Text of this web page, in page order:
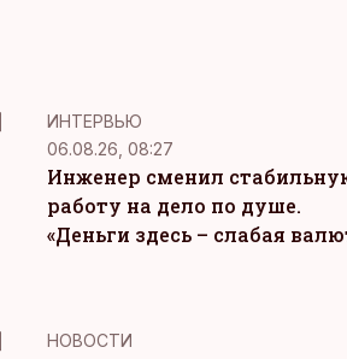
ИНТЕРВЬЮ
06.08.26, 08:27
Инженер сменил
работу на дело по душе.
«Деньги здесь – слабая
НОВОСТИ